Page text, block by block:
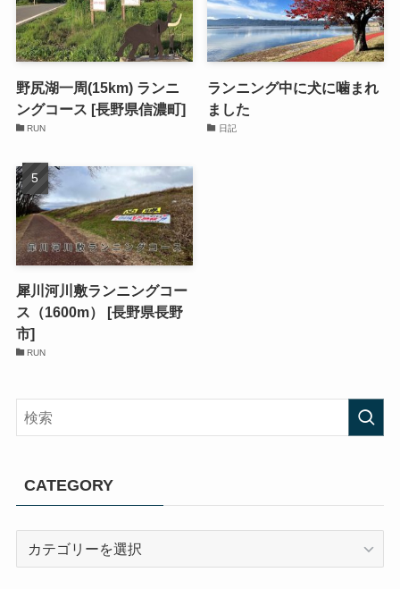
野尻湖一周(15km) ランニ
ングコース [長野県信濃町]
RUN
ランニング中に犬に噛まれ
ました
日記
犀川河川敷ランニングコー
ス（1600m） [長野県長野
市]
RUN
CATEGORY
CATEGORY